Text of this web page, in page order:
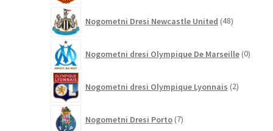
Nogometni Dresi Newcastle United 48izdelkov
Nogometni dresi Olympique De Marseille 0
Nogometni dresi Olympique Lyonnais 2izdelka
Nogometni Dresi Porto 7izdelkov